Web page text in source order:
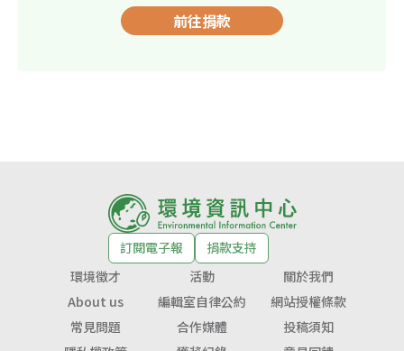
前往捐款
訂閱電子報
捐款支持
環境徵才
活動
關於我們
About us
編輯室自律公約
網站授權條款
常見問題
合作媒體
投稿須知